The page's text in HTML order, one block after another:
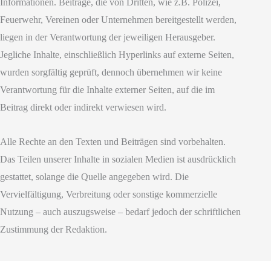
Feuerwehr, Vereinen oder Unternehmen bereitgestellt werden,
liegen in der Verantwortung der jeweiligen Herausgeber.
Jegliche Inhalte, einschließlich Hyperlinks auf externe Seiten,
wurden sorgfältig geprüft, dennoch übernehmen wir keine
Verantwortung für die Inhalte externer Seiten, auf die im
Beitrag direkt oder indirekt verwiesen wird.
Alle Rechte an den Texten und Beiträgen sind vorbehalten.
Das Teilen unserer Inhalte in sozialen Medien ist ausdrücklich
gestattet, solange die Quelle angegeben wird. Die
Vervielfältigung, Verbreitung oder sonstige kommerzielle
Nutzung – auch auszugsweise – bedarf jedoch der schriftlichen
Zustimmung der Redaktion.